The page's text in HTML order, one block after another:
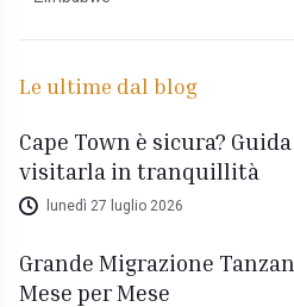
Le ultime dal blog
Cape Town è sicura?
visitarla in tranquillità
lunedì 27 luglio 2026
Grande Migrazione
Mese per Mese